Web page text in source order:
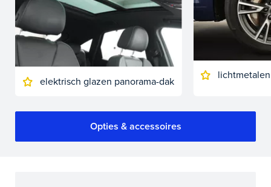
elektrisch glazen panorama-dak
Opties & accessoires